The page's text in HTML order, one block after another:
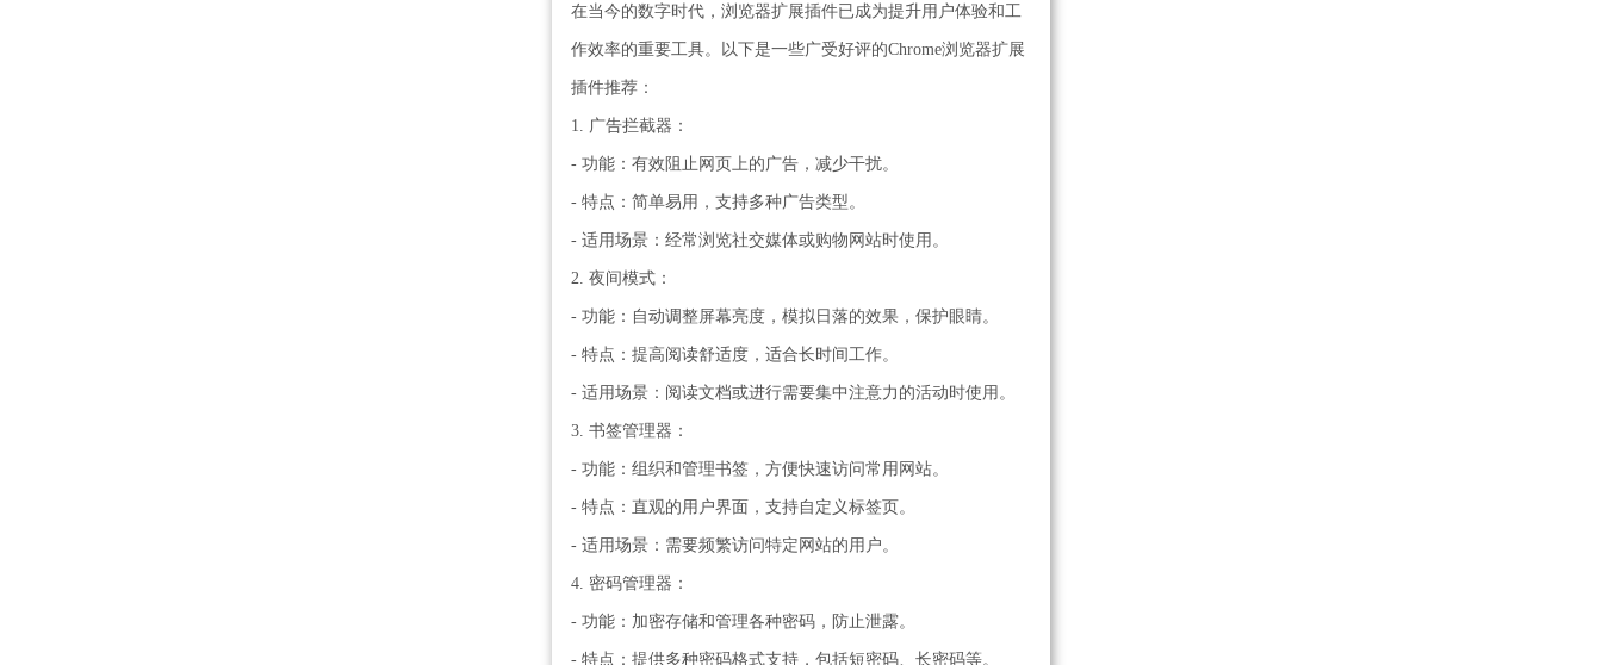
在当今的数字时代，浏览器扩展插件已成为提升用户体验和工
作效率的重要工具。以下是一些广受好评的Chrome浏览器扩展
插件推荐：
1. 广告拦截器：
- 功能：有效阻止网页上的广告，减少干扰。
- 特点：简单易用，支持多种广告类型。
- 适用场景：经常浏览社交媒体或购物网站时使用。
2. 夜间模式：
- 功能：自动调整屏幕亮度，模拟日落的效果，保护眼睛。
- 特点：提高阅读舒适度，适合长时间工作。
- 适用场景：阅读文档或进行需要集中注意力的活动时使用。
3. 书签管理器：
- 功能：组织和管理书签，方便快速访问常用网站。
- 特点：直观的用户界面，支持自定义标签页。
- 适用场景：需要频繁访问特定网站的用户。
4. 密码管理器：
- 功能：加密存储和管理各种密码，防止泄露。
- 特点：提供多种密码格式支持，包括短密码、长密码等。